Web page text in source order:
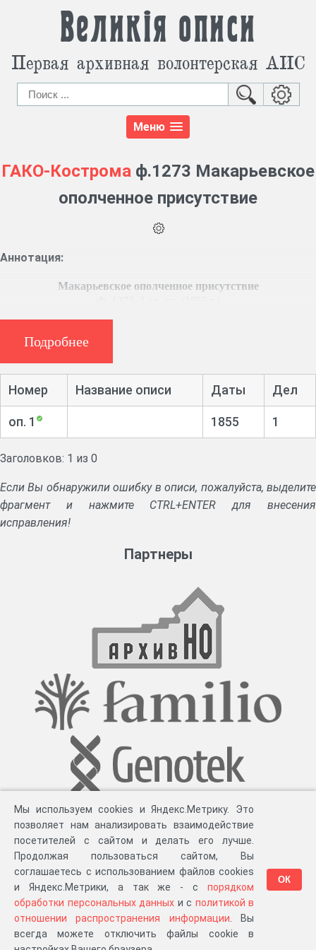
Великія описи
Первая архивная волонтерская АИС
Меню
ГАКО-Кострома ф.1273 Макарьевское
ополченное присутствие
Аннотация:
Макарьевское ополченное присутствие
Подробнее
Номер Название описи Даты Дел
оп. 1 1855 1
Заголовков: 1 из 0
Если Вы обнаружили ошибку в описи, пожалуйста, выделите
фрагмент и нажмите CTRL+ENTER для внесения
исправления!
Партнеры
Разработка компании «Великіе предки», 2023-2026 гг. Блог.Суть проекта
Персональные данные.Распространение информации . ЧаВО. Сборка 111.43
Мы используем cookies и Яндекс.Метрику. Это
позволяет нам анализировать взаимодействие
посетителей с сайтом и делать его лучше.
Продолжая пользоваться сайтом, Вы
соглашаетесь с использованием файлов cookies
и Яндекс.Метрики, а так же - с порядком
обработки персональных данных и с политикой в
отношении распространения информации . Вы
всегда можете отключить файлы cookie в
ОК
в «Мои документы»